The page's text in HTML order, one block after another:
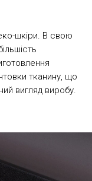
шкіри. В свою
тканину, що
вигляд виробу.